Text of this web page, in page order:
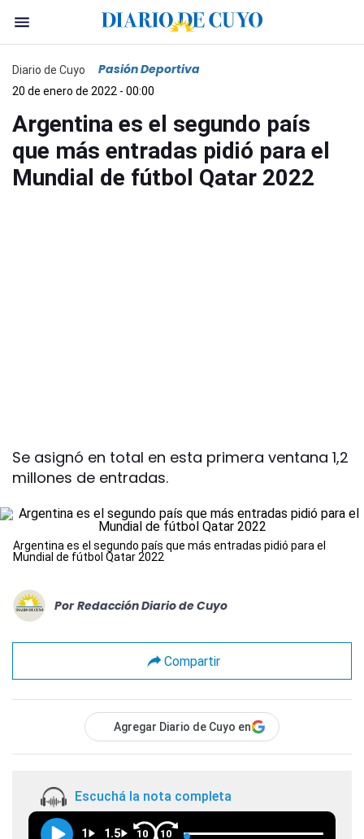
Diario de Cuyo Pasión Deportiva
20 de enero de 2022 - 00:00
Argentina es el segundo país
que más entradas pidió para el
Mundial de fútbol Qatar 2022
Se asignó en total en esta primera ventana 1,2
millones de entradas.
Argentina es el segundo país que más entradas pidió para el
Mundial de fútbol Qatar 2022
Por Redacción Diario de Cuyo
Compartir
Agregar Diario de Cuyo en
Escuchá la nota completa
1 1.5 10 10